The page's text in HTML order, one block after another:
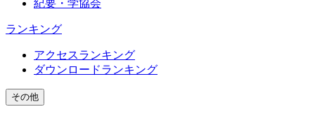
紀要・学協会
ランキング
アクセスランキング
ダウンロードランキング
その他